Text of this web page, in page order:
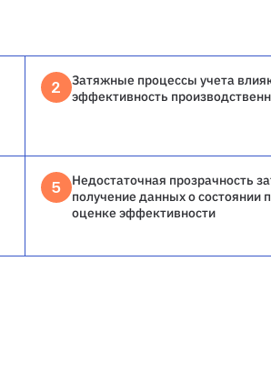
2
Затяжные процессы учета
эффективность
5
Недостаточная прозрачность
получение данных о состоянии
оценке эффективности